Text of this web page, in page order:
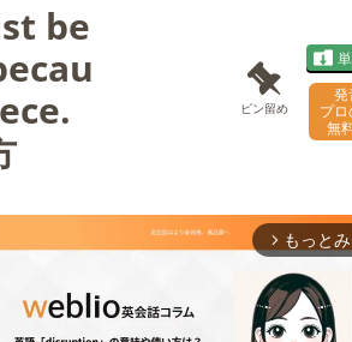
be
ピン留め
発
プロ
無
arrow_forward_ios もっと